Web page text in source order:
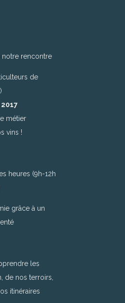
notre rencontre
de
métier
vins !
heures (9h-12h
grâce à un
les
de nos terroirs,
itinéraires